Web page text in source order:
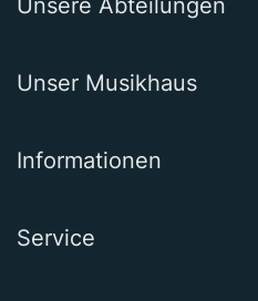
Unsere Abteilungen
Unser Musikhaus
Informationen
Service